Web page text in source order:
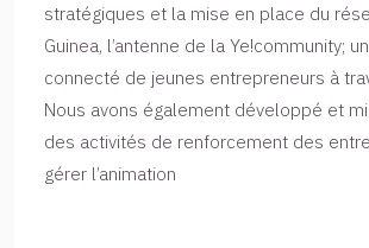
stratégiques et la mise en place du
Guinea, l’antenne de la Ye!community;
connecté de jeunes entrepreneurs à
Nous avons également développé et
des activités de renforcement des
gérer l’animation